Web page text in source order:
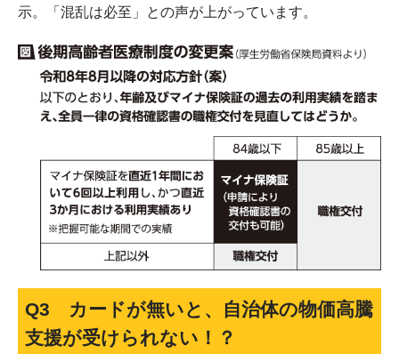
示。「混乱は必至」との声が上がっています。
Q3 カードが無いと、自治体の物価高騰
支援が受けられない！？